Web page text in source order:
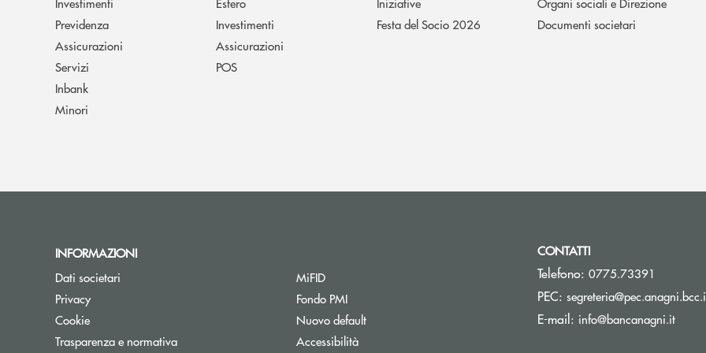
Previdenza
Assicurazioni
Servizi
Inbank
Minori
Investimenti
Assicurazioni
POS
Festa del Socio 2026
Documenti societari
INFORMAZIONI
Dati societari
Privacy
Cookie
Trasparenza e normativaApre una nuova finestra
MiFID
Fondo PMIApre una nuova finestra
Nuovo default
Accessibilità
CONTATTI
Telefono: 0775.73391
PEC:
E-mail: info@bancanagni.it(si